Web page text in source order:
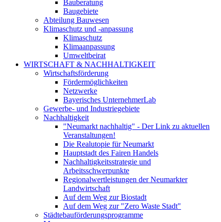
Bauberatung
Baugebiete
Abteilung Bauwesen
Klimaschutz und -anpassung
Klimaschutz
Klimaanpassung
Umweltbeirat
WIRTSCHAFT & NACHHALTIGKEIT
Wirtschaftsförderung
Fördermöglichkeiten
Netzwerke
Bayerisches UnternehmerLab
Gewerbe- und Industriegebiete
Nachhaltigkeit
"Neumarkt nachhaltig" - Der Link zu aktuellen
Veranstaltungen!
Die Realutopie für Neumarkt
Hauptstadt des Fairen Handels
Nachhaltigkeitsstrategie und
Arbeitsschwerpunkte
Regionalwertleistungen der Neumarkter
Landwirtschaft
Auf dem Weg zur Biostadt
Auf dem Weg zur "Zero Waste Stadt"
Städtebauförderungsprogramme